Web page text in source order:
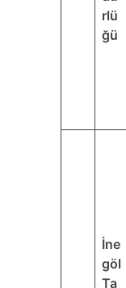
rlü
ğü
İne
göl
Ta